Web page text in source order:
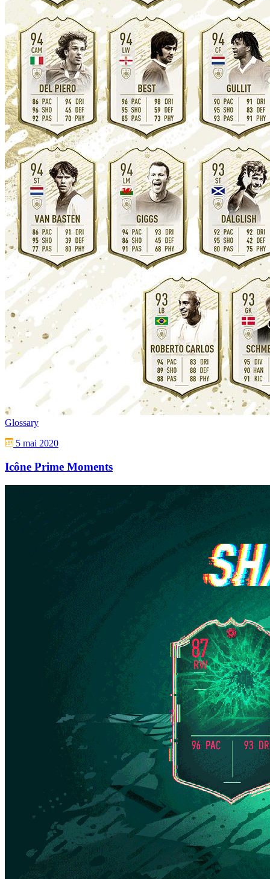
Glossary
5 mai 2020
Icône Prime Moments